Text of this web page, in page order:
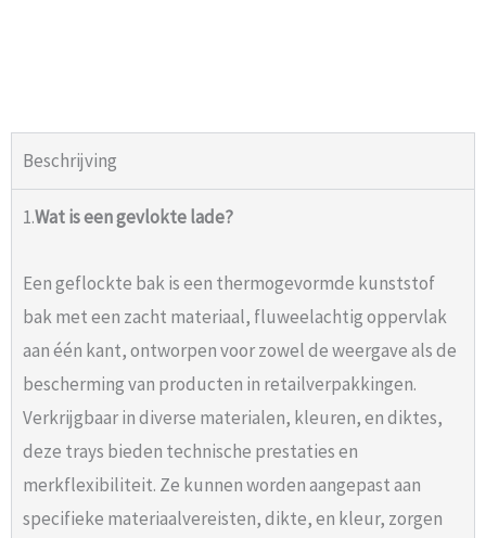
Beschrijving
1.Wat is een gevlokte lade?
Een geflockte bak is een thermogevormde kunststof
bak met een zacht materiaal, fluweelachtig oppervlak
aan één kant, ontworpen voor zowel de weergave als de
bescherming van producten in retailverpakkingen.
Verkrijgbaar in diverse materialen, kleuren, en diktes,
deze trays bieden technische prestaties en
merkflexibiliteit. Ze kunnen worden aangepast aan
specifieke materiaalvereisten, dikte, en kleur, zorgen